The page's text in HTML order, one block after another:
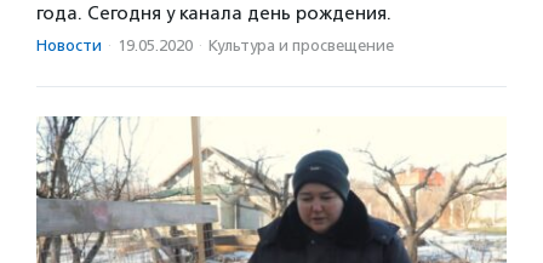
года. Сегодня у канала день рождения.
Новости · 19.05.2020 · Культура и просвещение